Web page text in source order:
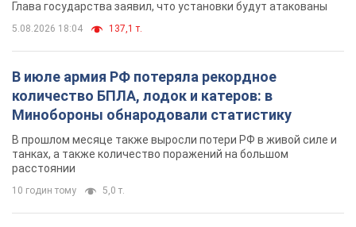
Глава государства заявил, что установки будут атакованы
5.08.2026 18:04 137,1 т.
В июле армия РФ потеряла рекордное
количество БПЛА, лодок и катеров: в
Минобороны обнародовали статистику
В прошлом месяце также выросли потери РФ в живой силе и
танках, а также количество поражений на большом
расстоянии
10 годин тому 5,0 т.